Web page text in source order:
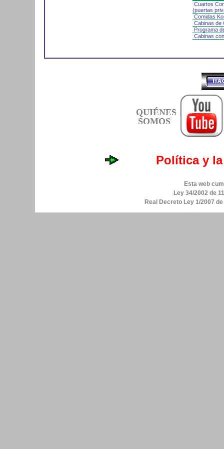
Cuartos
(puertas
Comidas
Cabinas de
Programa
Cabinas
QUIÉNES
SOMOS
Política y
Esta web
Ley 34/2002 de
Real Decreto Ley 1/2007